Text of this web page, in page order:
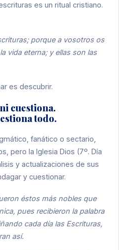
es un ritual cristiano.
porque a vosotros os
vida eterna; y ellas son las
es descubrir.
cuestiona.
todo.
fanático o sectario,
pero la Iglesia Dios (7º. Día
y actualizaciones de sus
y cuestionar.
éstos más nobles que
pues recibieron la palabra
cada día las Escrituras,
así.